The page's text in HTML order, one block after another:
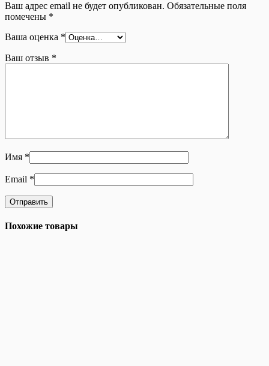
Ваш адрес email не будет опубликован. Обязательные поля
помечены *
Ваша оценка *
Ваш отзыв *
Имя *
Email *
Похожие товары